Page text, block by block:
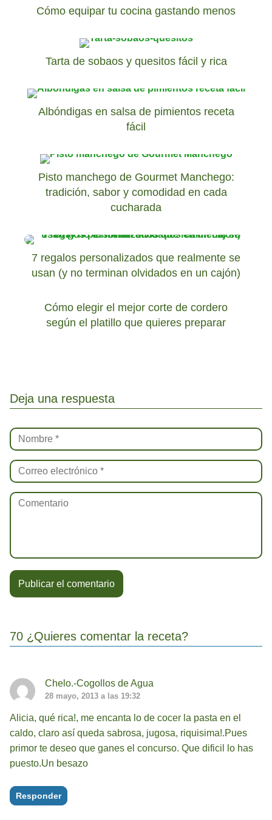
Cómo equipar tu cocina gastando menos
Tarta de sobaos y quesitos fácil y rica
Albóndigas en salsa de pimientos receta
fácil
Pisto manchego de Gourmet Manchego:
tradición, sabor y comodidad en cada
cucharada
7 regalos personalizados que realmente se
usan (y no terminan olvidados en un cajón)
Cómo elegir el mejor corte de cordero
según el platillo que quieres preparar
70 ¿Quieres comentar la receta?
Chelo.-Cogollos de Agua
28 mayo, 2013 a las 19:32
Alicia, qué rica!, me encanta lo de cocer la pasta en el
caldo, claro así queda sabrosa, jugosa, riquisima!.Pues
primor te deseo que ganes el concurso. Que dificil lo has
puesto.Un besazo
Responder
Deja una respuesta